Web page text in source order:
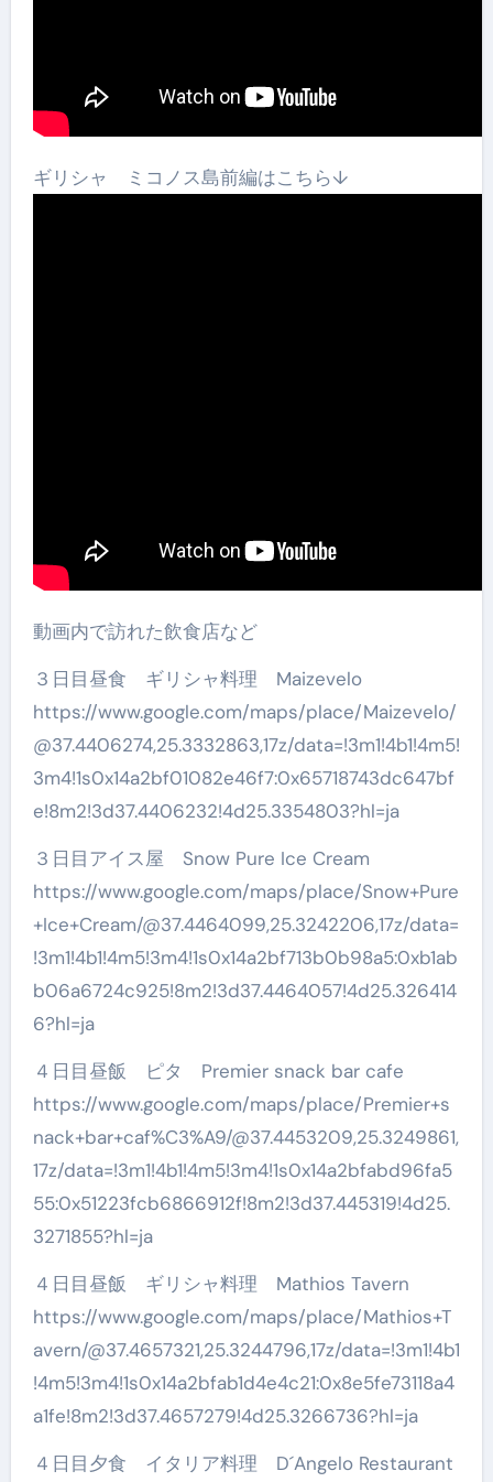
ギリシャ ミコノス島前編はこちら↓
動画内で訪れた飲食店など
３日目昼食 ギリシャ料理 Maizevelo
https://www.google.com/maps/place/Maizevelo/
@37.4406274,25.3332863,17z/data=!3m1!4b1!4m5!
3m4!1s0x14a2bf01082e46f7:0x65718743dc647bf
e!8m2!3d37.4406232!4d25.3354803?hl=ja
３日目アイス屋 Snow Pure Ice Cream
https://www.google.com/maps/place/Snow+Pure
+Ice+Cream/@37.4464099,25.3242206,17z/data=
!3m1!4b1!4m5!3m4!1s0x14a2bf713b0b98a5:0xb1ab
b06a6724c925!8m2!3d37.4464057!4d25.326414
6?hl=ja
４日目昼飯 ピタ Premier snack bar cafe
https://www.google.com/maps/place/Premier+s
nack+bar+caf%C3%A9/@37.4453209,25.3249861,
17z/data=!3m1!4b1!4m5!3m4!1s0x14a2bfabd96fa5
55:0x51223fcb6866912f!8m2!3d37.445319!4d25.
3271855?hl=ja
４日目昼飯 ギリシャ料理 Mathios Tavern
https://www.google.com/maps/place/Mathios+T
avern/@37.4657321,25.3244796,17z/data=!3m1!4b1
!4m5!3m4!1s0x14a2bfab1d4e4c21:0x8e5fe73118a4
a1fe!8m2!3d37.4657279!4d25.3266736?hl=ja
４日目夕食 イタリア料理 D´Angelo Restaurant